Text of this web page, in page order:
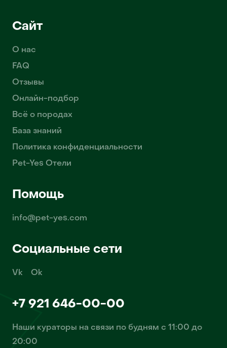
Сайт
О нас
FAQ
Отзывы
Онлайн-подбор
Всё о породах
База знаний
Политика конфиденциальности
Pet-Yes Отели
Помощь
info@pet-yes.com
Социальные сети
Vk Ok
+7 921 646-00-00
Наши кураторы на связи по будням с 11:00 до
20:00